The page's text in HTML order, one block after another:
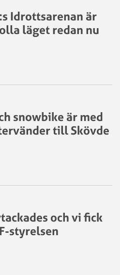
Idrottsarenan är
läget redan nu
snowbike är med
till Skövde
och vi fick
styrelsen